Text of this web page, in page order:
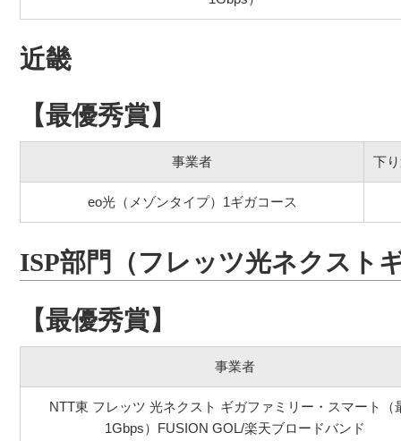
近畿
【最優秀賞】
事業者 下
eo光（メゾンタイプ）1ギガコース
ISP部門（フレッツ光ネクスト
【最優秀賞】
事業者
NTT東 フレッツ 光ネクスト ギガファミリー・スマート（
1Gbps）FUSION GOL/楽天ブロードバンド